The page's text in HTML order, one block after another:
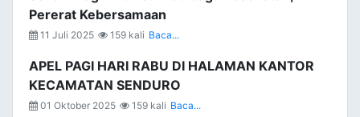
Pererat Kebersamaan
11 Juli 2025 159 kali Baca...
APEL PAGI HARI RABU DI HALAMAN KANTOR
KECAMATAN SENDURO
01 Oktober 2025 159 kali Baca...